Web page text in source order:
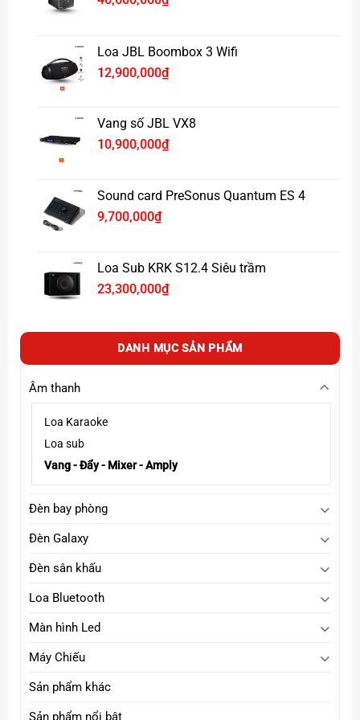
Kết nối đa dạng: Hỗ trợ Bluetooth, USB, Optical, HDMI
thiết bị khác nhau.
Thiết kế sang trọng: Kiểu dáng gọn gàng, tinh tế, dễ
Loa JBL Boombox 3 Wifi
12,900,000₫
Vang số JBL VX8
10,900,000₫
Sound card PreSonus Quantum ES 4
9,700,000₫
Loa Sub KRK S12.4 Siêu trầm
23,300,000₫
DANH MỤC SẢN PHẨM
Âm thanh
Loa Karaoke
Loa sub
Vang - Đẩy - Mixer - Amply
Đèn bay phòng
Đèn Galaxy
Đèn sân khấu
Loa Bluetooth
Màn hình Led
Máy Chiếu
Sản phẩm khác
Sản phẩm nổi bật